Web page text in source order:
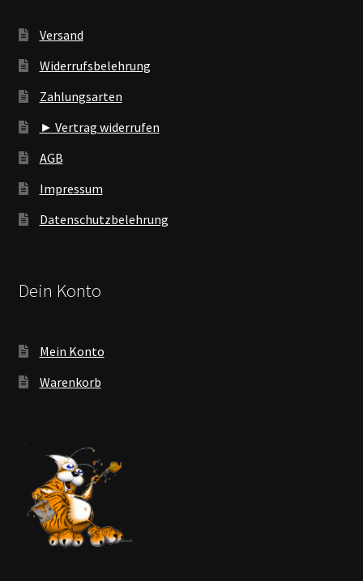
Versand
Widerrufsbelehrung
Zahlungsarten
► Vertrag widerrufen
AGB
Impressum
Datenschutzbelehrung
Dein Konto
Mein Konto
Warenkorb